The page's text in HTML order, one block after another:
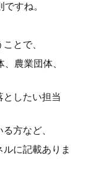
すね。
とで、
農業団体、
としたい担当
方など、
に記載ありま